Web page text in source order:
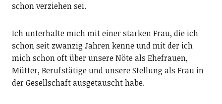
schon verziehen sei.
Ich unterhalte mich mit einer starken Frau, die ich
schon seit zwanzig Jahren kenne und mit der ich
mich schon oft über unsere Nöte als Ehefrauen,
Mütter, Berufstätige und unsere Stellung als Frau in
der Gesellschaft ausgetauscht habe.